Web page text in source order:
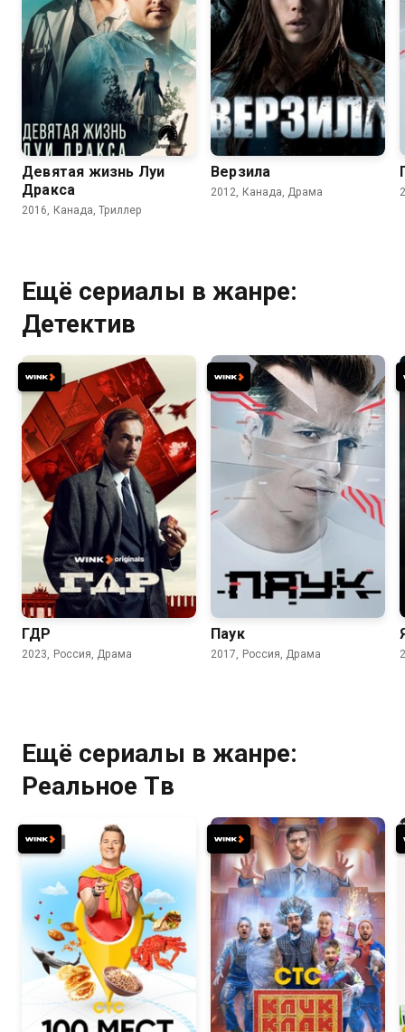
6.7 6.3
Девятая жизнь Луи
Дракса
2016, Канада, Триллер
6.3 5.9
Верзила
2012, Канада, Драма
Ещё сериалы в жанре:
Детектив
7.9
ГДР
2023, Россия, Драма
7.1
Паук
2017, Россия, Драма
Ещё сериалы в жанре:
Реальное Тв